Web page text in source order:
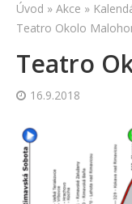
Úvod » Akce »
Teatro Okolo
Teatro
16.9.2018